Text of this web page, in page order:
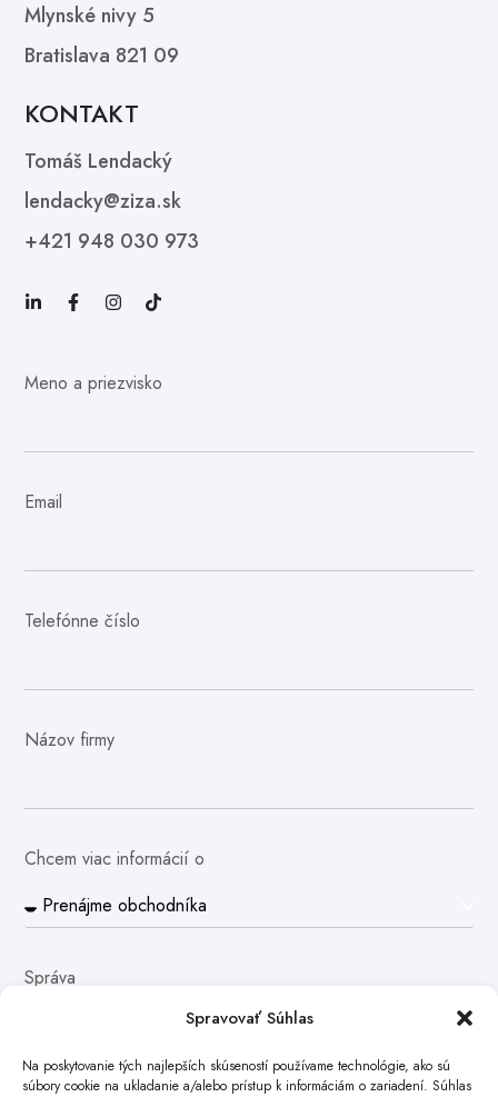
Spravovať Súhlas
Na poskytovanie tých najlepších skúseností používame technológie, ako sú
súbory cookie na ukladanie a/alebo prístup k informáciám o zariadení. Súhlas
Mlynské nivy 5
Bratislava 821 09
KONTAKT
Tomáš Lendacký
lendacky@ziza.sk
+421 948 030 973
Meno a priezvisko
Email
Telefónne číslo
Názov firmy
Chcem viac informácií o
Správa